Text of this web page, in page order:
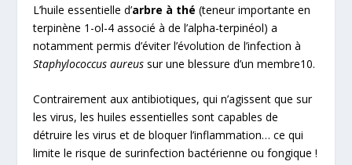
L’huile essentielle d’arbre à thé (teneur importante en
terpinène 1-ol-4 associé à de l’alpha-terpinéol) a
notamment permis d’éviter l’évolution de l’infection à
Staphylococcus aureus sur une blessure d’un membre10.
Contrairement aux antibiotiques, qui n’agissent que sur
les virus, les huiles essentielles sont capables de
détruire les virus et de bloquer l’inflammation… ce qui
limite le risque de surinfection bactérienne ou fongique !